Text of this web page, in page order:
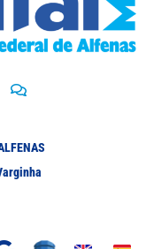
à informação
Legislação